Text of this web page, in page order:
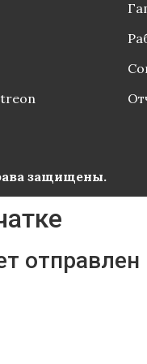
защищены.
отправлен